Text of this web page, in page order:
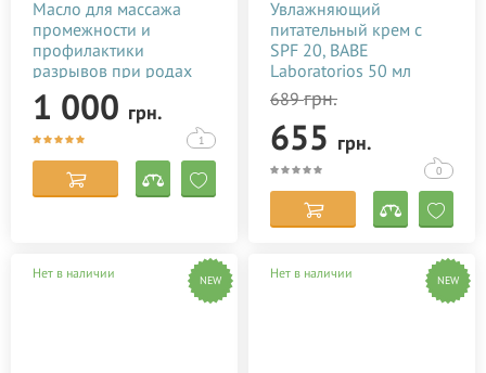
Масло для массажа
промежности и
профилактики
разрывов при родах
Baby Teva Peri Oil 100
мл
1 000 грн.
1
Увлажняющий
питательный крем с
SPF 20, BABE
Laboratorios 50 мл
689грн.
655 грн.
0
Нет в наличии NEW Нет в наличии NEW